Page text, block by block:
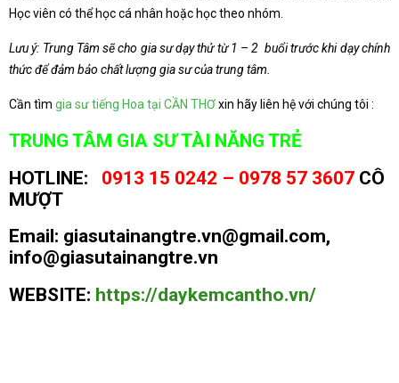
Học viên có thể học cá nhân hoặc học theo nhóm.
Lưu ý: Trung Tâm sẽ cho gia sư dạy thử từ 1 – 2 buổi trước khi dạy chính
thức để đảm bảo chất lượng gia sư của trung tâm.
Cần tìm gia sư tiếng Hoa tại CẦN THƠxin hãy liên hệ với chúng tôi :
TRUNG TÂM GIA SƯ TÀI NĂNG TRẺ
HOTLINE:
0913 15 0242 – 0978 57 3607 CÔ
MƯỢT
Email: giasutainangtre.vn@gmail.com,
info@giasutainangtre.vn
WEBSITE: https://daykemcantho.vn/